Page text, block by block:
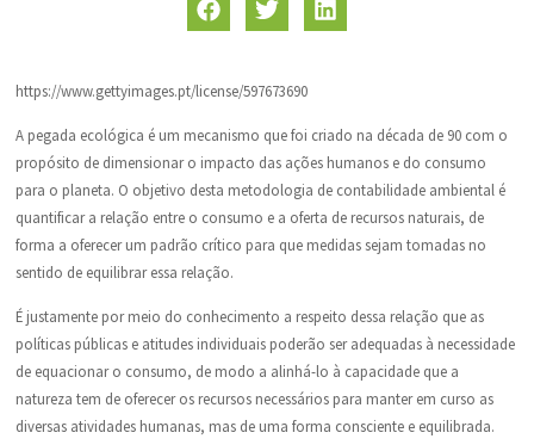
https://www.gettyimages.pt/license/597673690
A pegada ecológica é um mecanismo que foi criado na década de 90 com o
propósito de dimensionar o impacto das ações humanos e do consumo
para o planeta. O objetivo desta metodologia de contabilidade ambiental é
quantificar a relação entre o consumo e a oferta de recursos naturais, de
forma a oferecer um padrão crítico para que medidas sejam tomadas no
sentido de equilibrar essa relação.
É justamente por meio do conhecimento a respeito dessa relação que as
políticas públicas e atitudes individuais poderão ser adequadas à necessidade
de equacionar o consumo, de modo a alinhá-lo à capacidade que a
natureza tem de oferecer os recursos necessários para manter em curso as
diversas atividades humanas, mas de uma forma consciente e equilibrada.